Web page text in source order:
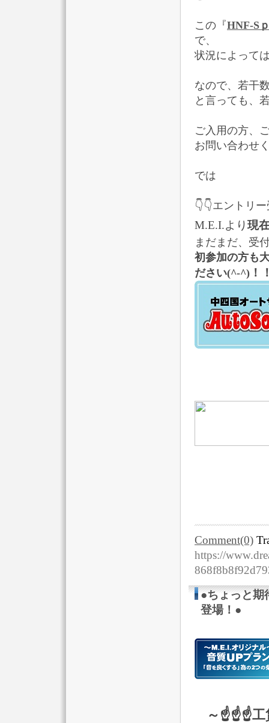
この『HNF-S
で、
状況によって
なので、若干
と言っても、
ご入用の方、
お問い合わせ
では
👇👇エントリ
M.E.I.より現
まだまだ、受
初参加の方も
ださい(^-^) ！
Comment(0)
https://
●ちょっと期
登場！●
～☝☝☝工